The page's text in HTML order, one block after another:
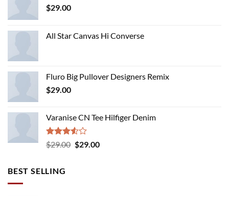
$29.00
All Star Canvas Hi Converse
Fluro Big Pullover Designers Remix
$29.00
Varanise CN Tee Hilfiger Denim
Rated
3.50
$29.00 Original
$29.00Current
BEST SELLING